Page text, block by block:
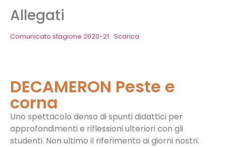
Allegati
Comunicato stagione 2020-21 Scarica
DECAMERON Peste e
corna
Uno spettacolo denso di spunti didattici per
approfondimenti e riflessioni ulteriori con gli
studenti. Non ultimo il riferimento ai giorni nostri.